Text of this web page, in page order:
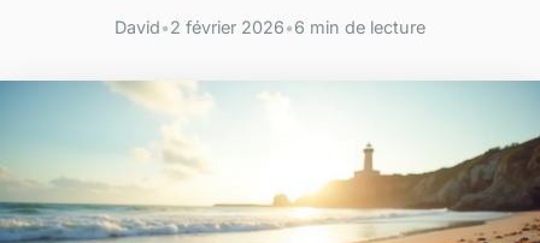
David•2 février 2026•6 min de lecture